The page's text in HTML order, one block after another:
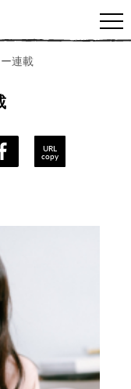
連載
URL
copy